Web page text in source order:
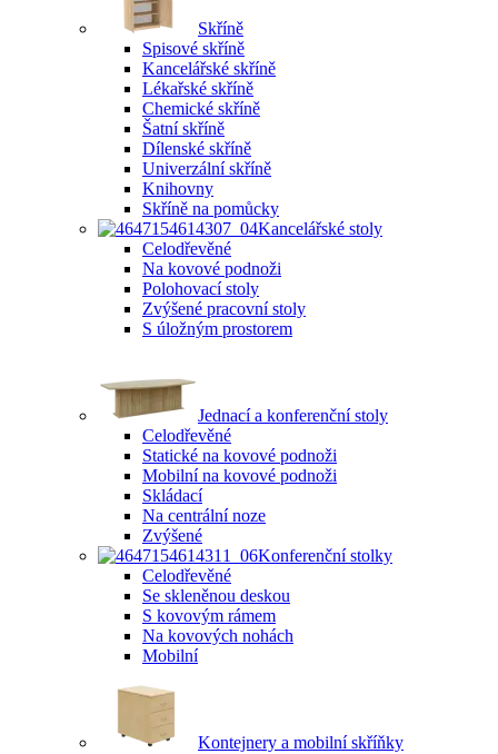
Skříně
Spisové skříně
Kancelářské skříně
Lékařské skříně
Chemické skříně
Šatní skříně
Dílenské skříně
Univerzální skříně
Knihovny
Skříně na pomůcky
Kancelářské stoly
Celodřevěné
Na kovové podnoži
Polohovací stoly
Zvýšené pracovní stoly
S úložným prostorem
Jednací a konferenční stoly
Celodřevěné
Statické na kovové podnoži
Mobilní na kovové podnoži
Skládací
Na centrální noze
Zvýšené
Konferenční stolky
Celodřevěné
Se skleněnou deskou
S kovovým rámem
Na kovových nohách
Mobilní
Kontejnery a mobilní skříňky